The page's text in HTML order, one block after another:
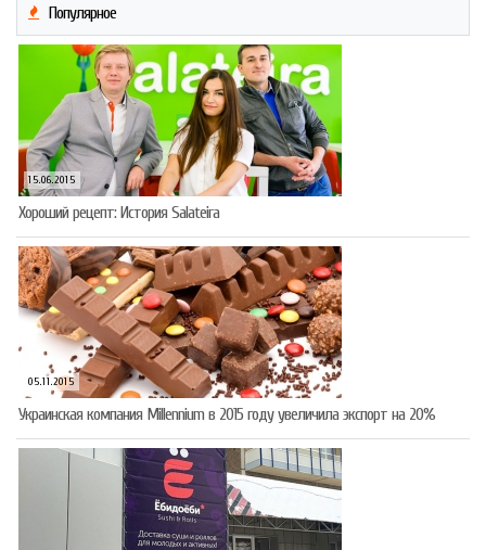
Популярное
15.06.2015
Хороший рецепт: История Salateira
05.11.2015
Украинская компания Millennium в 2015 году увеличила экспорт на 20%